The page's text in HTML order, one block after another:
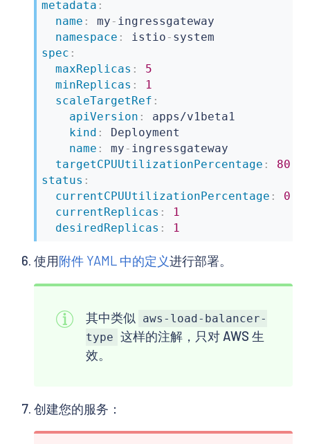
metadata :
name : my - ingressgateway
namespace : istio -
spec :
maxReplicas :
5
minReplicas :
1
scaleTargetRef :
apiVersion :
apps/v1beta1
kind :
Deployment
name : my - ingressgateway
targetCPUUtilizationPercentage :
80
status :
currentCPUUtilizationPercentage :
0
currentReplicas :
1
desiredReplicas : 1
使用附件 YAML 中的定义进行部署。
其中类似
aws-load-balancer-
type 这样的注解，只对 AWS 生
效。
创建您的服务：